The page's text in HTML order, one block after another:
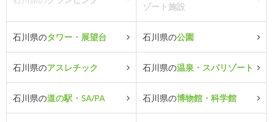
ゾート施設
石川県のタワー・展望台 石川県の公園
石川県のアスレチック 石川県の温泉・スパリゾート
石川県の道の駅・SA/PA 石川県の博物館・科学館